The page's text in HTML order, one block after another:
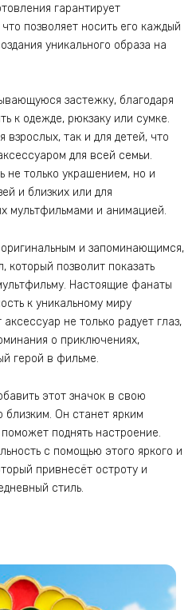
гарантирует
позволяет носить его каждый
уникального образа на
застежку, благодаря
к одежде, рюкзаку или сумке.
взрослых, так и для детей, что
для всей семьи.
не только украшением, но и
и близких или для
мультфильмами и анимацией.
и запоминающимся,
который позволит показать
Настоящие фанаты
к уникальному миру
не только радует глаз,
о приключениях,
герой в фильме.
этот значок в свою
близким. Он станет ярким
поднять настроение.
с помощью этого яркого и
привнесёт остроту и
стиль.